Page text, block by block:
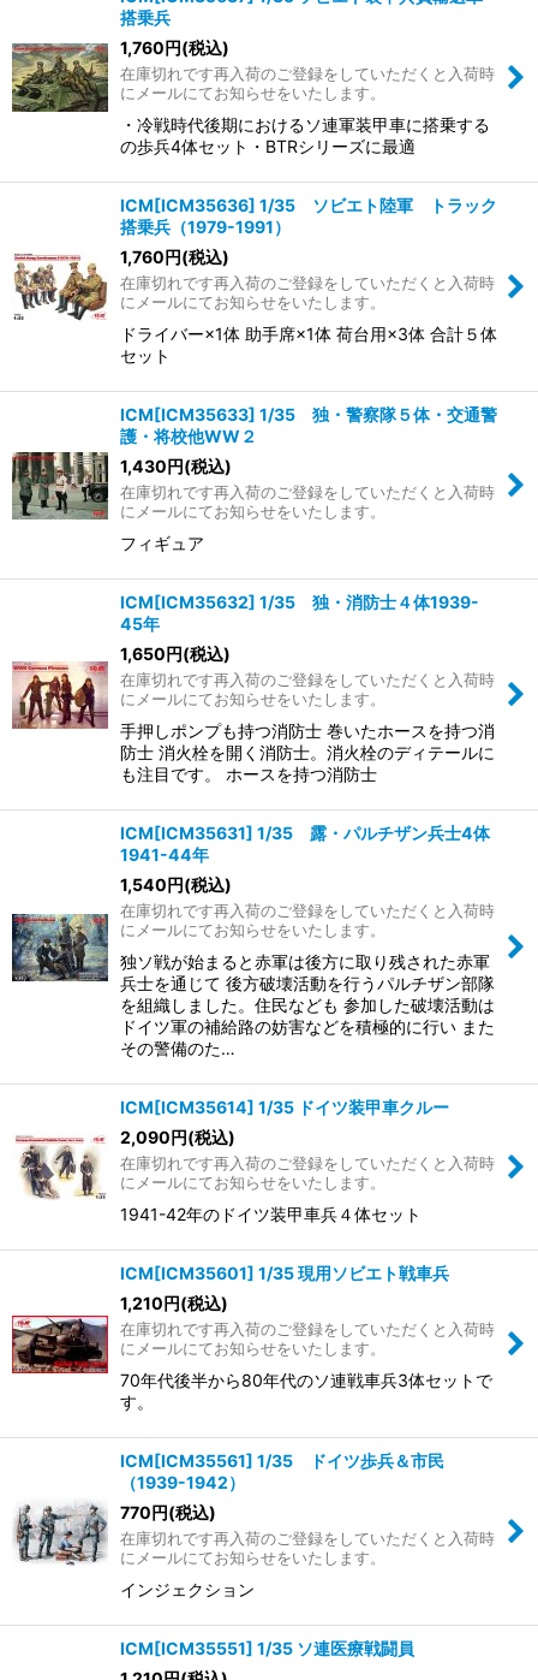
搭乗兵
1,760円(税込)
在庫切れです再入荷のご登録をしていただくと入荷時
にメールにてお知らせをいたします。
・冷戦時代後期におけるソ連軍装甲車に搭乗する
の歩兵4体セット・BTRシリーズに最適
ICM[ICM35636] 1/35 ソビエト陸軍 トラック
搭乗兵（1979-1991）
1,760円(税込)
在庫切れです再入荷のご登録をしていただくと入荷時
にメールにてお知らせをいたします。
ドライバー×1体 助手席×1体 荷台用×3体 合計５体
セット
ICM[ICM35633] 1/35 独・警察隊５体・交通警
護・将校他WW２
1,430円(税込)
在庫切れです再入荷のご登録をしていただくと入荷時
にメールにてお知らせをいたします。
フィギュア
ICM[ICM35632] 1/35 独・消防士４体1939-
45年
1,650円(税込)
在庫切れです再入荷のご登録をしていただくと入荷時
にメールにてお知らせをいたします。
手押しポンプも持つ消防士 巻いたホースを持つ消
防士 消火栓を開く消防士。消火栓のディテールに
も注目です。 ホースを持つ消防士
ICM[ICM35631] 1/35 露・パルチザン兵士4体
1941-44年
1,540円(税込)
在庫切れです再入荷のご登録をしていただくと入荷時
にメールにてお知らせをいたします。
独ソ戦が始まると赤軍は後方に取り残された赤軍
兵士を通じて 後方破壊活動を行うパルチザン部隊
を組織しました。住民なども 参加した破壊活動は
ドイツ軍の補給路の妨害などを積極的に行い また
その警備のた…
ICM[ICM35614] 1/35 ドイツ装甲車クルー
2,090円(税込)
在庫切れです再入荷のご登録をしていただくと入荷時
にメールにてお知らせをいたします。
1941-42年のドイツ装甲車兵４体セット
ICM[ICM35601] 1/35 現用ソビエト戦車兵
1,210円(税込)
在庫切れです再入荷のご登録をしていただくと入荷時
にメールにてお知らせをいたします。
70年代後半から80年代のソ連戦車兵3体セットで
す。
ICM[ICM35561] 1/35 ドイツ歩兵＆市民
（1939-1942）
770円(税込)
在庫切れです再入荷のご登録をしていただくと入荷時
にメールにてお知らせをいたします。
インジェクション
ICM[ICM35551] 1/35 ソ連医療戦闘員